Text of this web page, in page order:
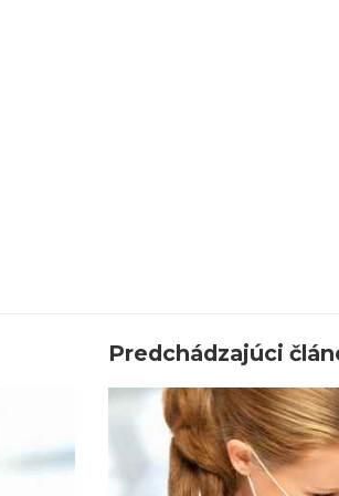
Predchádzajúci